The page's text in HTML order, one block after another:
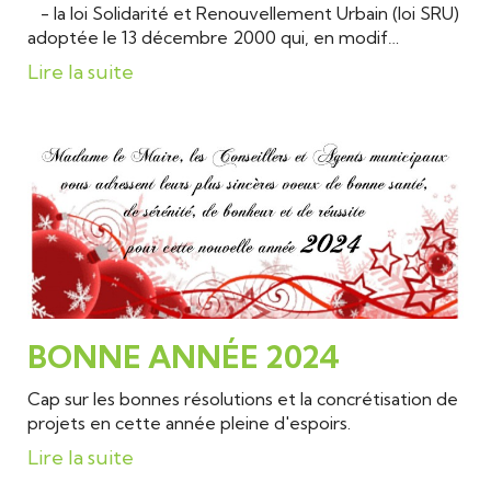
- la loi Solidarité et Renouvellement Urbain (loi SRU)
adoptée le 13 décembre 2000 qui, en modif…
Lire la suite
BONNE ANNÉE 2024
Cap sur les bonnes résolutions et la concrétisation de
projets en cette année pleine d'espoirs.
Lire la suite